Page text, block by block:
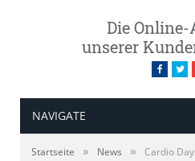
Die Online-
unserer
NAVIGATE
Startseite » News » Cardio